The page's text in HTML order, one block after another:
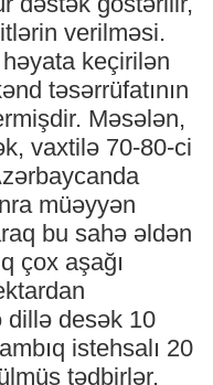
verilməsi.
keçirilən
təsərrüfatının
Məsələn,
vaxtilə 70-80-ci
müəyyən
bu sahə əldən
çox aşağı
dillə desək 10
istehsalı 20
tədbirlər,